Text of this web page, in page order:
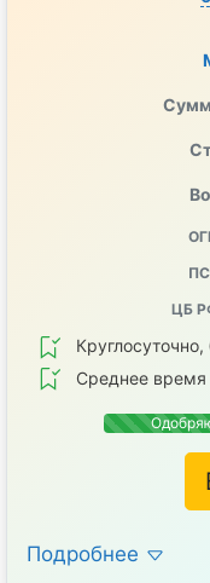
ЦБ
Среднее время
Подробнее